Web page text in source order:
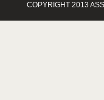
COPYRIGHT 2013